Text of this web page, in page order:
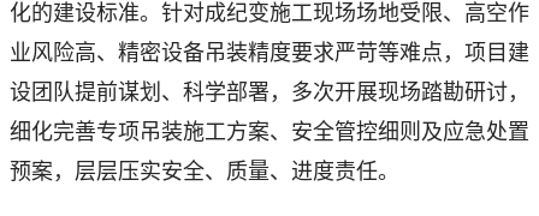
化的建设标准。针对成纪变施工现场场地受限、高空作
业风险高、精密设备吊装精度要求严苛等难点，项目建
设团队提前谋划、科学部署，多次开展现场踏勘研讨，
细化完善专项吊装施工方案、安全管控细则及应急处置
预案，层层压实安全、质量、进度责任。